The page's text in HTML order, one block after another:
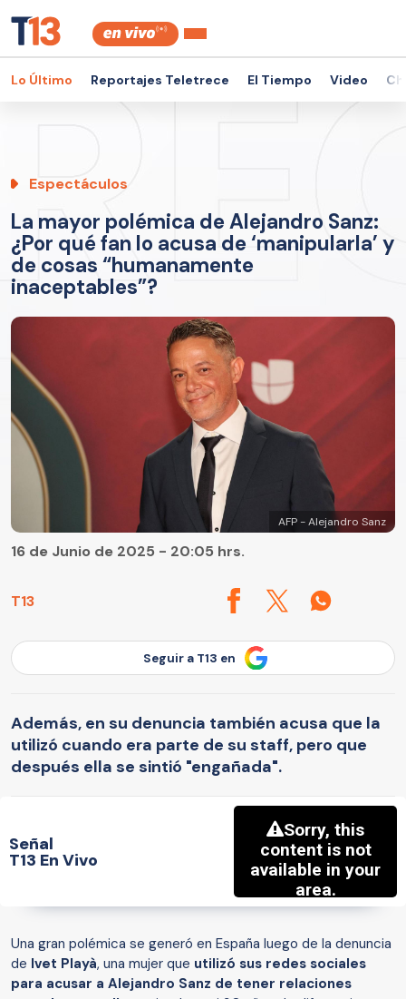
Lo Último Reportajes Teletrece El Tiempo Video
Espectáculos
La mayor polémica de Alejandro Sanz:
¿Por qué fan lo acusa de ‘manipularla’ y
de cosas “humanamente
inaceptables”?
AFP - Alejandro Sanz
T13
16 de Junio de 2025 - 20:05 hrs.
Seguir a T13 en
Además, en su denuncia también acusa que la
utilizó cuando era parte de su staff, pero que
después ella se sintió "engañada".
Señal
T13 En Vivo
Una gran polémica se generó en España luego de la denuncia
de Ivet Playà, una mujer que utilizó sus redes sociales
para acusar a Alejandro Sanz de tener relaciones